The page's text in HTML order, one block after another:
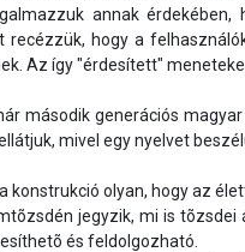
annak érdekében,
hogy a
Az így "érdesített"
mivel egy nyelvet
konstrukció olyan, hogy az
jegyzik, mi is
és feldolgozható.